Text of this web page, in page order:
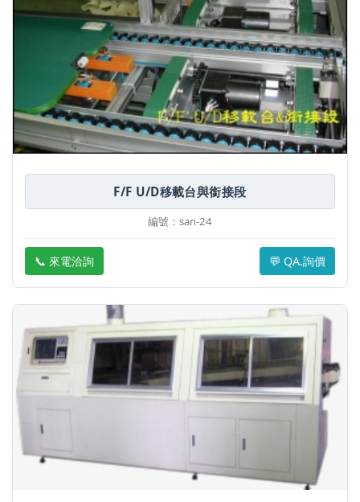
F/F U/D移載台與銜接段
編號：san-24
📞 來電洽詢 💬 QA.詢價